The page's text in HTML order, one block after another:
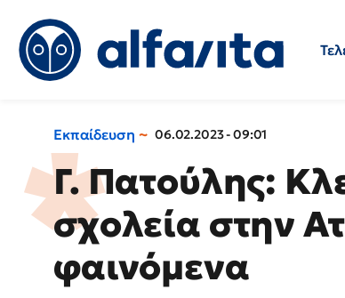
Εκπαίδευση 06.02.2023 - 09:01
Γ. Πατούλης:
σχολεία στην
φαινόμενα